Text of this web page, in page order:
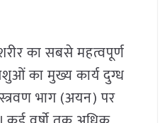
का सबसे महत्वपूर्ण
का मुख्य कार्य दुग्ध
भाग (अयन) पर